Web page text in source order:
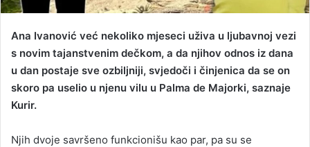
Ana Ivanović već nekoliko mjeseci uživa u ljubavnoj vezi
s novim tajanstvenim dečkom, a da njihov odnos iz dana
u dan postaje sve ozbiljniji, svjedoči i činjenica da se on
skoro pa uselio u njenu vilu u Palma de Majorki, saznaje
Kurir.
Njih dvoje savršeno funkcionišu kao par, pa su se